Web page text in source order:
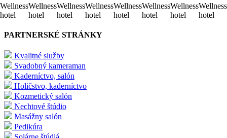
Wellness
hotel
Wellness
hotel
Wellness
hotel
Wellness
hotel
Wellness
hotel
Wellness
hotel
Wellness
hotel
Wellness
hotel
PARTNERSKÉ STRÁNKY
Kvalitné služby
Svadobný kameraman
Kaderníctvo, salón
Holičstvo, kaderníctvo
Kozmetický salón
Nechtové štúdio
Masážny salón
Pedikúra